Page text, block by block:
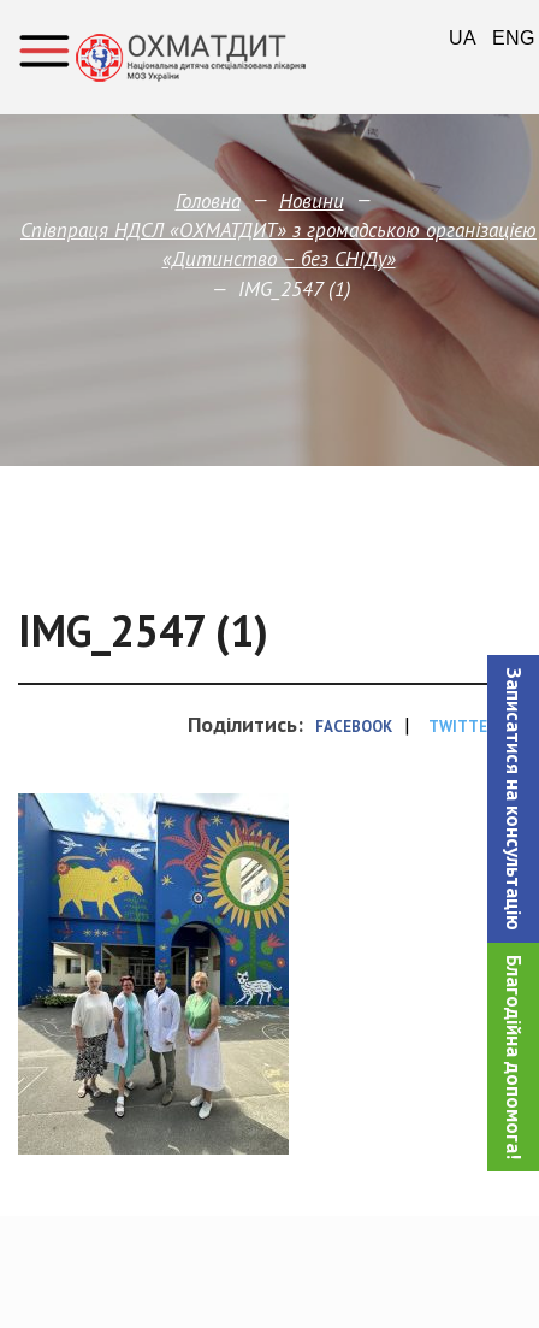
Записатися на консультацiю
Благодійна допомога!
Головна — Новини —
Співпраця НДСЛ «ОХМАТДИТ» з громадською організацією
«Дитинство – без СНІДу»
— IMG_2547 (1)
IMG_2547 (1)
Поділитись: FACEBOOK | TWITTER
UA ENG